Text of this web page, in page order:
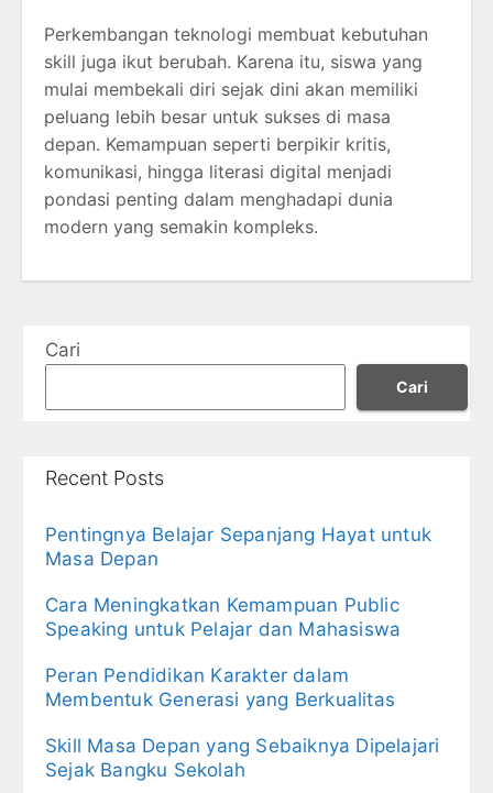
Perkembangan teknologi membuat kebutuhan
skill juga ikut berubah. Karena itu, siswa yang
mulai membekali diri sejak dini akan memiliki
peluang lebih besar untuk sukses di masa
depan. Kemampuan seperti berpikir kritis,
komunikasi, hingga literasi digital menjadi
pondasi penting dalam menghadapi dunia
modern yang semakin kompleks.
Cari
Cari
Recent Posts
Pentingnya Belajar Sepanjang Hayat untuk
Masa Depan
Cara Meningkatkan Kemampuan Public
Speaking untuk Pelajar dan Mahasiswa
Peran Pendidikan Karakter dalam
Membentuk Generasi yang Berkualitas
Skill Masa Depan yang Sebaiknya Dipelajari
Sejak Bangku Sekolah